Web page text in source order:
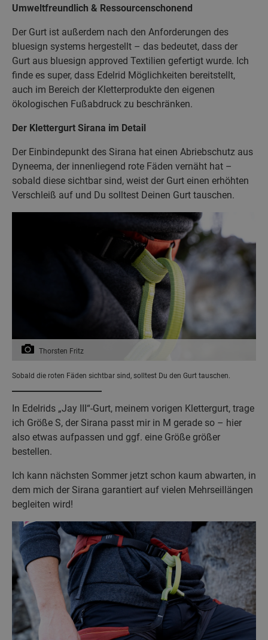
Umweltfreundlich & Ressourcenschonend
Der Gurt ist außerdem nach den Anforderungen des
bluesign systems hergestellt – das bedeutet, dass der
Gurt aus bluesign approved Textilien gefertigt wurde. Ich
finde es super, dass Edelrid Möglichkeiten bereitstellt,
auch im Bereich der Kletterprodukte den eigenen
ökologischen Fußabdruck zu beschränken.
Der Klettergurt Sirana im Detail
Der Einbindepunkt des Sirana hat einen Abriebschutz aus
Dyneema, der innenliegend rote Fäden vernäht hat –
sobald diese sichtbar sind, weist der Gurt einen erhöhten
Verschleiß auf und Du solltest Deinen Gurt tauschen.
Thorsten Fritz
Sobald die roten Fäden sichtbar sind, solltest Du den Gurt tauschen.
In Edelrids „Jay III“-Gurt, meinem vorigen Klettergurt, trage
ich Größe S, der Sirana passt mir in M gerade so – hier
also etwas aufpassen und ggf. eine Größe größer
bestellen.
Ich kann nächsten Sommer jetzt schon kaum abwarten, in
dem mich der Sirana garantiert auf vielen Mehrseillängen
begleiten wird!